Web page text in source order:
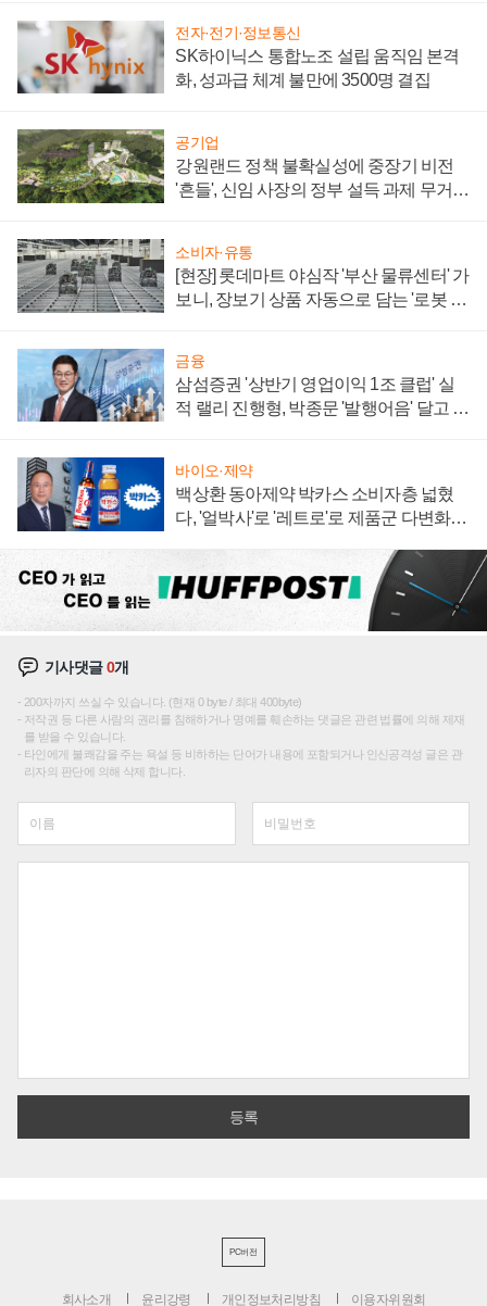
전자·전기·정보통신
SK하이닉스 통합노조 설립 움직임 본격
화, 성과급 체계 불만에 3500명 결집
공기업
강원랜드 정책 불확실성에 중장기 비전
'흔들', 신임 사장의 정부 설득 과제 무거워
소비자·유통
[현장] 롯데마트 야심작 '부산 물류센터' 가
보니, 장보기 상품 자동으로 담는 '로봇 40
금융
삼섬증권 '상반기 영업이익 1조 클럽' 실
적 랠리 진행형, 박종문 '발행어음' 달고 연
바이오·제약
백상환 동아제약 박카스 소비자층 넓혔
다, '얼박사'로 '레트로'로 제품군 다변화
기사댓글0개
200자까지 쓰실 수 있습니다. (현재 0 byte / 최대 400byte)
저작권 등 다른 사람의 권리를 침해하거나 명예를 훼손하는 댓글은 관련 법률에 의해 제재
를 받을 수 있습니다.
타인에게 불쾌감을 주는 욕설 등 비하하는 단어가 내용에 포함되거나 인신공격성 글은 관
리자의 판단에 의해 삭제 합니다.
PC버전
회사소개 윤리강령 개인정보처리방침 이용자위원회